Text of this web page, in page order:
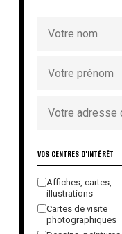
VOS CENTRES D'INTÉRÊT
Affiches, cartes,
illustrations
Cartes de visite
photographiques